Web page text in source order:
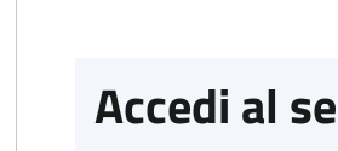
Accedi al